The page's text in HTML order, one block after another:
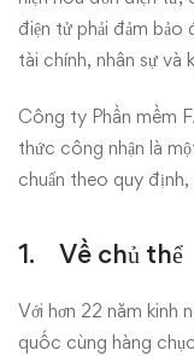
cung
cấp
hóa
điện
tử
điện tử phải đảm bảo
tài chính, nhân sự và
Công ty Phần mềm
thức công nhận là
chuẩn theo quy
1. Về chủ thể
Với hơn 22 năm kinh
quốc cùng hàng